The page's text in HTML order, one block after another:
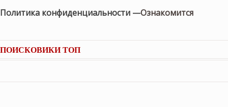
Политика конфиденциальности —Ознакомится
ПОИСКОВИКИ ТОП